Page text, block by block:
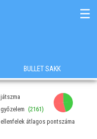
☰
BULLET SAKK
játszma
győzelem (2161)
ellenfelek átlagos pontszáma